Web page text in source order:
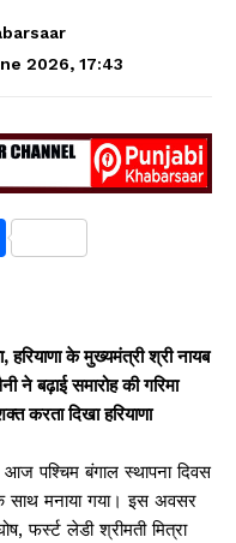
2026, 17:43
S
e
हरियाणा के मुख्यमंत्री श्री नायब
ने बढ़ाई समारोह की गरिमा
करता दिखा हरियाणा
पश्चिम बंगाल स्थापना दिवस
साथ मनाया गया। इस अवसर
फर्स्ट लेडी श्रीमती मित्रा